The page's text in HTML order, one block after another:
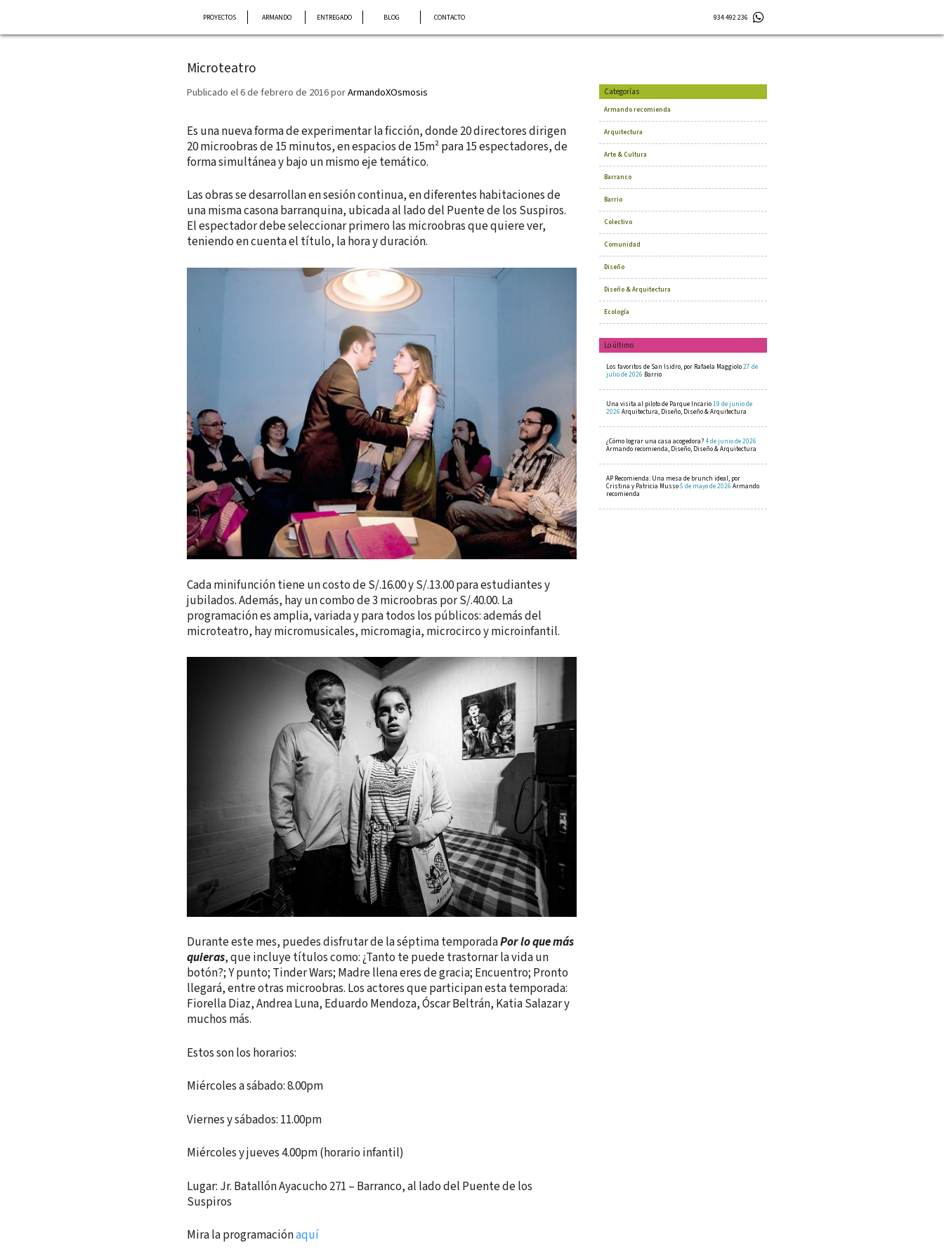
PROYECTOS ARMANDO ENTREGADO BLOG CONTACTO 934 492 236
contenido
Microteatro
Publicado el 6 de febrero de 2016porArmandoXOsmosis
Es una nueva forma de experimentar la ficción, donde 20 directores dirigen
20 microobras de 15 minutos, en espacios de 15m² para 15 espectadores, de
forma simultánea y bajo un mismo eje temático.
Las obras se desarrollan en sesión continua, en diferentes habitaciones de
una misma casona barranquina, ubicada al lado del Puente de los Suspiros.
El espectador debe seleccionar primero las microobras que quiere ver,
teniendo en cuenta el título, la hora y duración.
Cada minifunción tiene un costo de S/.16.00 y S/.13.00 para estudiantes y
jubilados. Además, hay un combo de 3 microobras por S/.40.00. La
programación es amplia, variada y para todos los públicos: además del
microteatro, hay micromusicales, micromagia, microcirco y microinfantil.
Durante este mes, puedes disfrutar de la séptima temporadaPor lo que más
quieras, que incluye títulos como: ¿Tanto te puede trastornar la vida un
botón?; Y punto; Tinder Wars; Madre llena eres de gracia; Encuentro; Pronto
llegará, entre otras microobras. Los actores que participan esta temporada:
Fiorella Diaz, Andrea Luna, Eduardo Mendoza, Óscar Beltrán, Katia Salazar y
muchos más.
Estos son los horarios:
Miércoles a sábado: 8.00pm
Viernes y sábados: 11.00pm
Miércoles y jueves 4.00pm (horario infantil)
Lugar: Jr. Batallón Ayacucho 271 – Barranco, al lado del Puente de los
Suspiros
Mira la programaciónaquí
Categorías
Armando recomienda
Arquitectura
Arte & Cultura
Barranco
Barrio
Colectivo
Comunidad
Diseño
Diseño & Arquitectura
Ecología
Lo último
Los favoritos de San Isidro, por Rafaela Maggiolo27 de
julio de 2026 Barrio
Una visita al piloto de Parque Incario19 de junio de
2026 Arquitectura, Diseño, Diseño & Arquitectura
¿Cómo lograr una casa acogedora?4 de junio de 2026
Armando recomienda, Diseño, Diseño & Arquitectura
AP Recomienda: Una mesa de brunch ideal, por
Cristina y Patricia Musso5 de mayo de 2026 Armando
recomienda